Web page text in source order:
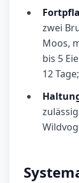
zwei
Moos,
bis 5
12